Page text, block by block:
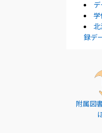
録デ
附属図